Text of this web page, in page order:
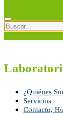
¿Quiénes
Servicios
Contacto,